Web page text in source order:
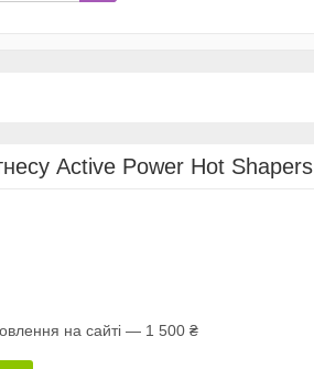
Active Power Hot Shapers
на сайті — 1 500 ₴